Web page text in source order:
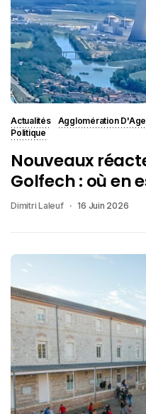
Actualités Agglomération
Politique
Nouveaux
Golfech : où en
Dimitri Laleuf 16 Juin 2026